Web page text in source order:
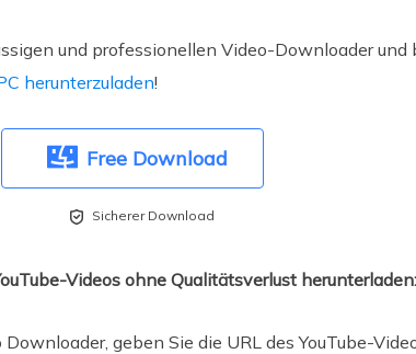
und professionellen Video-Downloader und
herunterzuladen!
Free Download
 Sicherer Download
Videos ohne Qualitätsverlust herunterladen:
geben Sie die URL des YouTube-